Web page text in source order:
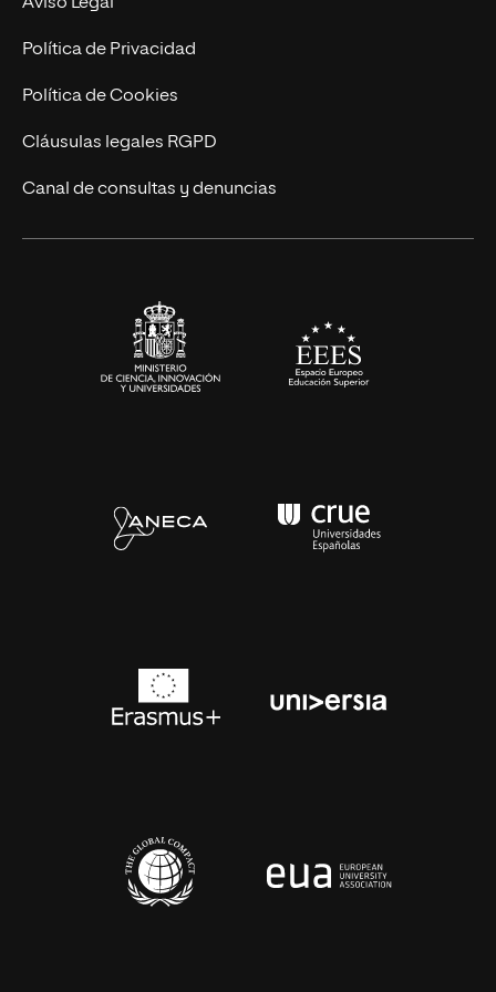
Marketing y Comunicación
Ingeniería
Diseño
Ciencias de la Salud
Política de Privacidad
Política de Cookies
Cláusulas legales RGPD
Canal de consultas y denuncias